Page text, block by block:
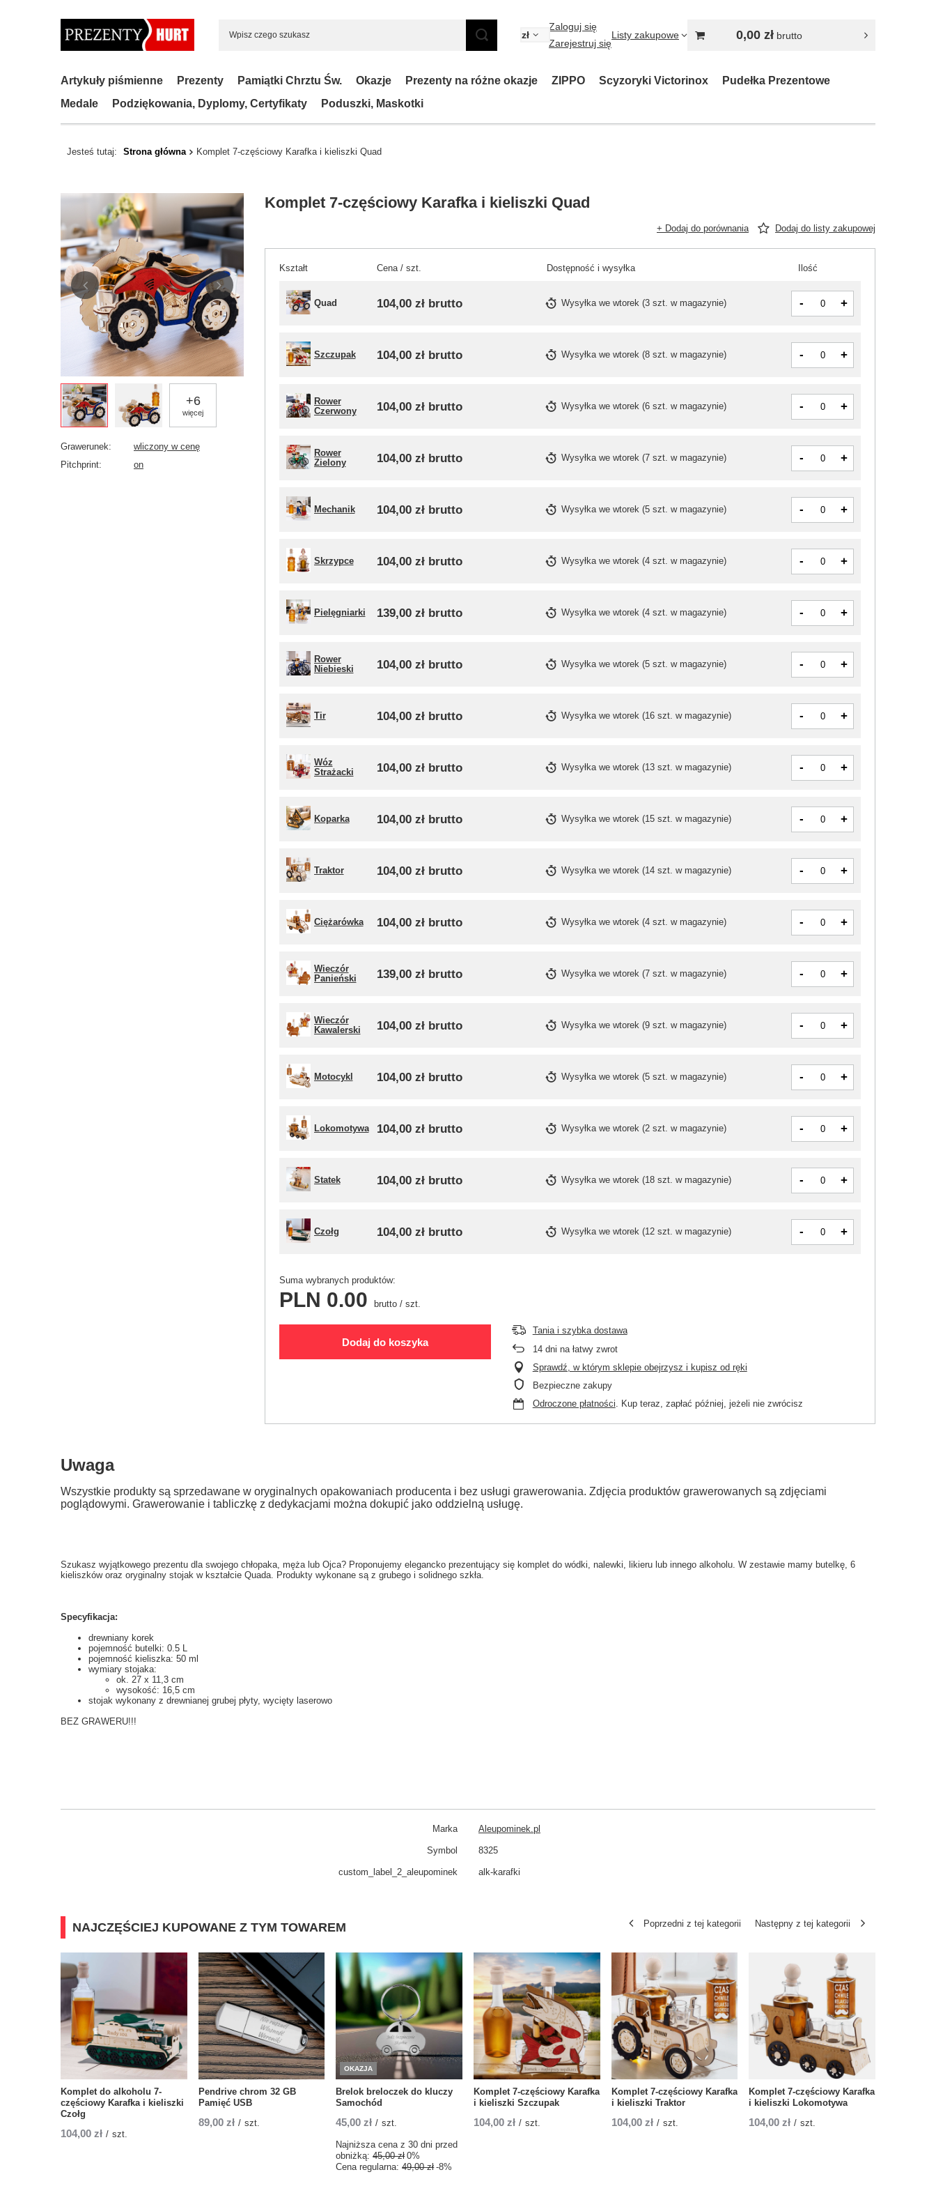
zł
Zaloguj się
Zarejestruj się
Listy zakupowe 0,00 złbrutto
Artykuły piśmienne Prezenty Pamiątki Chrztu Św. Okazje Prezenty na różne okazje ZIPPO Scyzoryki Victorinox
Pudełka Prezentowe
Medale
Podziękowania, Dyplomy, Certyfikaty Poduszki, Maskotki
Jesteś tutaj: Strona główna Komplet 7-częściowy Karafka i kieliszki Quad
+6
więcej
Komplet 7-częściowy Karafka i kieliszki Quad
+ Dodaj do porównania Dodaj do listy zakupowej
Kształt Cena / szt. Dostępność i wysyłka Ilość
Szczupak 104,00 złbrutto Wysyłka we wtorek(8 szt. w magazynie) - +
Rower
Czerwony
104,00 złbrutto Wysyłka we wtorek(6 szt. w magazynie) - +
Rower
Zielony
104,00 złbrutto Wysyłka we wtorek(7 szt. w magazynie) - +
Quad 104,00 złbrutto Wysyłka we wtorek (3 szt. w magazynie) - +
Mechanik 104,00 złbrutto Wysyłka we wtorek(5 szt. w magazynie) - +
Skrzypce 104,00 złbrutto Wysyłka we wtorek(4 szt. w magazynie) - +
Pielęgniarki 139,00 złbrutto Wysyłka we wtorek(4 szt. w magazynie) - +
Rower
Niebieski
104,00 złbrutto Wysyłka we wtorek(5 szt. w magazynie) - +
Tir 104,00 złbrutto Wysyłka we wtorek(16 szt. w magazynie) - +
Wóz
Strażacki
104,00 złbrutto Wysyłka we wtorek(13 szt. w magazynie) - +
Koparka 104,00 złbrutto Wysyłka we wtorek(15 szt. w magazynie) - +
Traktor 104,00 złbrutto Wysyłka we wtorek(14 szt. w magazynie) - +
Ciężarówka 104,00 złbrutto Wysyłka we wtorek(4 szt. w magazynie) - +
Wieczór
Panieński
139,00 złbrutto Wysyłka we wtorek(7 szt. w magazynie) - +
Wieczór
Kawalerski
104,00 złbrutto Wysyłka we wtorek(9 szt. w magazynie) - +
Motocykl 104,00 złbrutto Wysyłka we wtorek(5 szt. w magazynie) - +
Lokomotywa 104,00 złbrutto Wysyłka we wtorek(2 szt. w magazynie) - +
Statek 104,00 złbrutto Wysyłka we wtorek(18 szt. w magazynie) - +
Czołg 104,00 złbrutto Wysyłka we wtorek(12 szt. w magazynie) - +
Suma wybranych produktów:
PLN 0.00 brutto/ szt.
Dodaj do koszyka
Tania i szybka dostawa
14dni na łatwy zwrot
Sprawdź, w którym sklepie obejrzysz i kupisz od ręki
Bezpieczne zakupy
Odroczone płatności. Kup teraz, zapłać później, jeżeli nie zwrócisz
Grawerunek
wliczony w cenę
Pitchprint
on
Uwaga
Wszystkie produkty są sprzedawane w oryginalnych opakowaniach producenta i bez usługi grawerowania. Zdjęcia produktów grawerowanych są zdjęciami
poglądowymi. Grawerowanie i tabliczkę z dedykacjami można dokupić jako oddzielną usługę.
Szukasz wyjątkowego prezentu dla swojego chłopaka, męża lub Ojca? Proponujemy elegancko prezentujący się komplet do wódki, nalewki, likieru lub innego alkoholu. W zestawie mamy butelkę, 6
kieliszków oraz oryginalny stojak w kształcie Quada. Produkty wykonane są z grubego i solidnego szkła.
Specyfikacja:
drewniany korek
pojemność butelki: 0.5 L
pojemność kieliszka: 50 ml
wymiary stojaka:
ok. 27 x 11,3 cm
wysokość: 16,5 cm
stojak wykonany z drewnianej grubej płyty, wycięty laserowo
BEZ GRAWERU!!!
Marka Aleupominek.pl
Symbol 8325
custom_​label_​2_aleupominek alk-karafki
NAJCZĘŚCIEJ KUPOWANE Z TYM TOWAREM Poprzedni z tej kategorii Następny z tej kategorii
Komplet do alkoholu 7-
częściowy Karafka i kieliszki
Czołg
104,00 zł / szt.
Pendrive chrom 32 GB
Pamięć USB
89,00 zł / szt.
OKAZJA
Brelok breloczek do kluczy
Samochód
45,00 zł / szt.
Najniższa cena z 30 dni przed
obniżką:45,00 zł 0%
Cena regularna:49,00 zł -8%
Komplet 7-częściowy Karafka
i kieliszki Szczupak
104,00 zł / szt.
Komplet 7-częściowy Karafka
i kieliszki Traktor
104,00 zł / szt.
Komplet 7-częściowy Karafka
i kieliszki Lokomotywa
104,00 zł / szt.